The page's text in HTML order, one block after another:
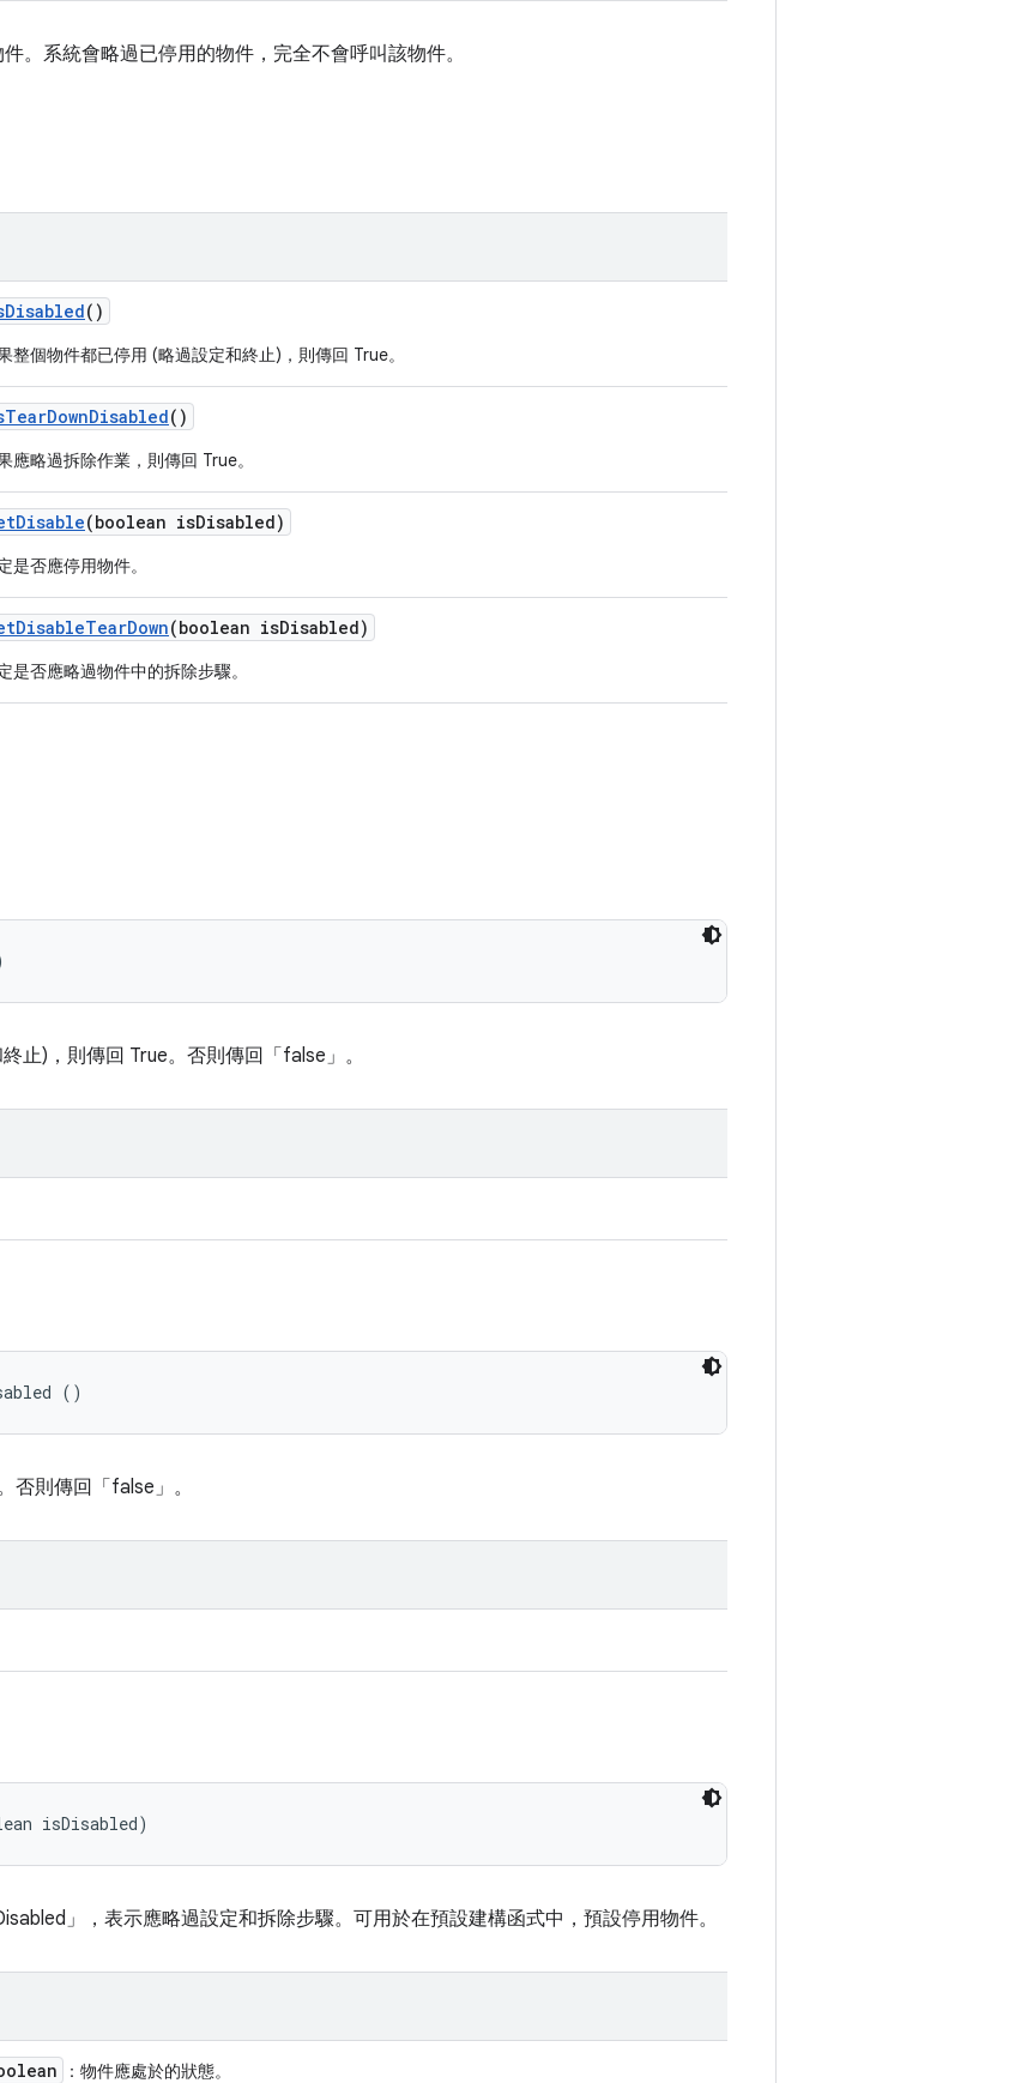
。系統會略過已停用的物件，完全不會呼叫該物件。
Disabled()
整個物件都已停用 (略過設定和終止)，則傳回 True。
TearDownDisabled()
應略過拆除作業，則傳回 True。
Disable(boolean isDisabled)
是否應停用物件。
DisableTearDown(boolean isDisabled)
是否應略過物件中的拆除步驟。
止)，則傳回 True。否則傳回「false」。
()
否則傳回「false」。
isDisabled)
」，表示應略過設定和拆除步驟。可用於在預設建構函式中，預設停用物件。
：物件應處於的狀態。